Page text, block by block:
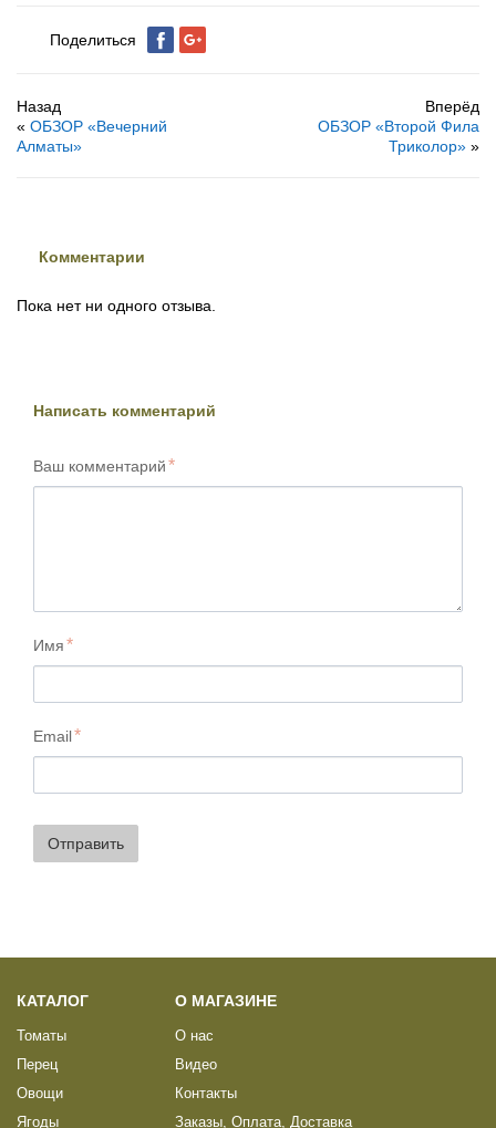
Поделиться
Назад
« ОБЗОР «Вечерний
Алматы»
Вперёд
ОБЗОР «Второй Фила
Триколор» »
Комментарии
Пока нет ни одного отзыва.
Написать комментарий
Ваш комментарий
Имя
Email
Отправить
КАТАЛОГ
Томаты
Перец
Овощи
Ягоды
О МАГАЗИНЕ
О нас
Видео
Контакты
Заказы, Оплата, Доставка